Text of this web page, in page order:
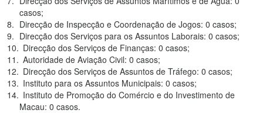
casos;
Direcção de Inspecção e Coordenação de Jogos: 0 casos;
Direcção dos Serviços para os Assuntos Laborais: 0 casos;
Direcção dos Serviços de Finanças: 0 casos;
Autoridade de Aviação Civil: 0 casos;
Direcção dos Serviços de Assuntos de Tráfego: 0 casos;
Instituto para os Assuntos Municipais: 0 casos;
Instituto de Promoção do Comércio e do Investimento de
Macau: 0 casos.